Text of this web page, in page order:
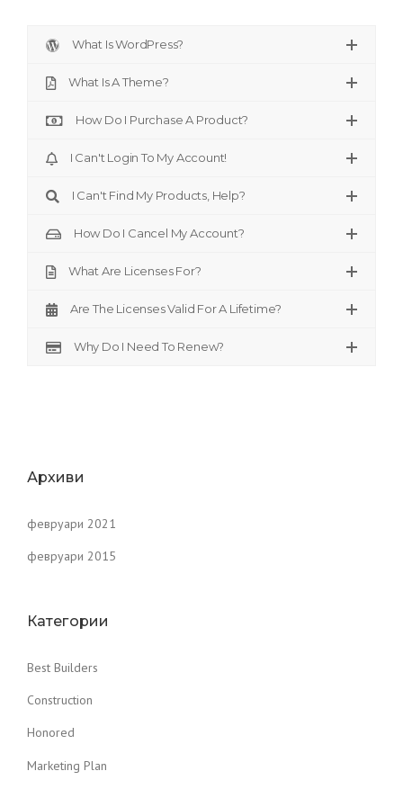
What Is WordPress?
What Is A Theme?
How Do I Purchase A Product?
I Can't Login To My Account!
I Can't Find My Products, Help?
How Do I Cancel My Account?
What Are Licenses For?
Are The Licenses Valid For A Lifetime?
Why Do I Need To Renew?
Архиви
февруари 2021
февруари 2015
Категории
Best Builders
Construction
Honored
Marketing Plan